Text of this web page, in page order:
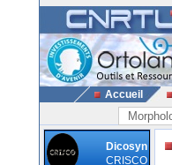
Accueil
Dicosyn
CRISCO